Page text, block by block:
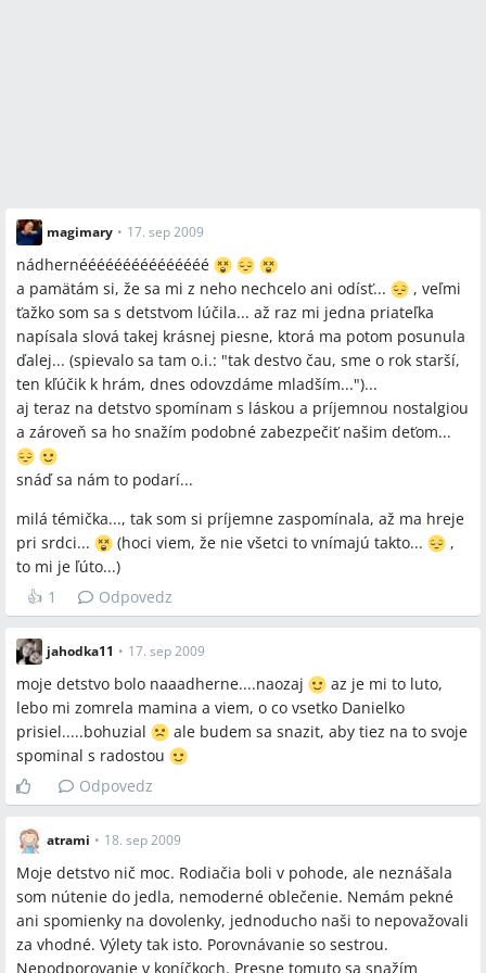
magimary • 17. sep 2009
nádhernééééééééééééééé
a pamätám si, že sa mi z neho nechcelo ani odísť...
, veľmi
ťažko som sa s detstvom lúčila... až raz mi jedna priateľka
napísala slová takej krásnej piesne, ktorá ma potom posunula
ďalej... (spievalo sa tam o.i.: "tak destvo čau, sme o rok starší,
ten kľúčik k hrám, dnes odovzdáme mladším...")...
aj teraz na detstvo spomínam s láskou a príjemnou nostalgiou
a zároveň sa ho snažím podobné zabezpečiť našim deťom...
snáď sa nám to podarí...
milá témička..., tak som si príjemne zaspomínala, až ma hreje
pri srdci...
(hoci viem, že nie všetci to vnímajú takto...
,
to mi je ľúto...)
👍 1 Odpovedz
jahodka11 • 17. sep 2009
moje detstvo bolo naaadherne....naozaj
az je mi to luto,
lebo mi zomrela mamina a viem, o co vsetko Danielko
prisiel.....bohuzial
ale budem sa snazit, aby tiez na to svoje
spominal s radostou
Odpovedz
atrami • 18. sep 2009
Moje detstvo nič moc. Rodiačia boli v pohode, ale neznášala
som nútenie do jedla, nemoderné oblečenie. Nemám pekné
ani spomienky na dovolenky, jednoducho naši to nepovažovali
za vhodné. Výlety tak isto. Porovnávanie so sestrou.
Nepodporovanie v koníčkoch. Presne tomuto sa snažím